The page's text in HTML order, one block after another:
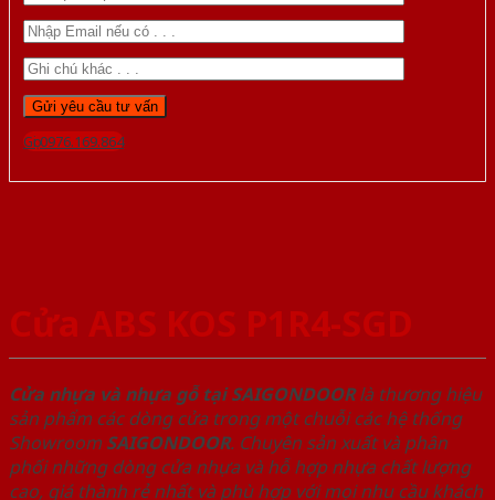
Gọi 0976.169.864
Cửa ABS KOS P1R4-SGD
Cửa nhựa và nhựa gỗ tại SAIGONDOORlà thương hiệu
sản phẩm các dòng cửa trong một chuỗi các hệ thống
Showroom SAIGONDOOR. Chuyên sản xuất và phân
phối những dòng cửa nhựa và hỗ hợp nhựa chất lượng
cao, giá thành rẻ nhất và phù hợp với mọi nhu cầu khách